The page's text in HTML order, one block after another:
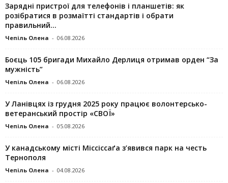
Зарядні пристрої для телефонів і планшетів: як
розібратися в розмаїтті стандартів і обрати
правильний...
Чепіль Олена - 06.08.2026
Боєць 105 бригади Михайло Дерлиця отримав орден “За
мужність”
Чепіль Олена - 06.08.2026
У Ланівцях із грудня 2025 року працює волонтерсько-
ветеранський простір «СВОЇ»
Чепіль Олена - 05.08.2026
У канадському місті Міссіссаґа з’явився парк на честь
Тернополя
Чепіль Олена - 04.08.2026